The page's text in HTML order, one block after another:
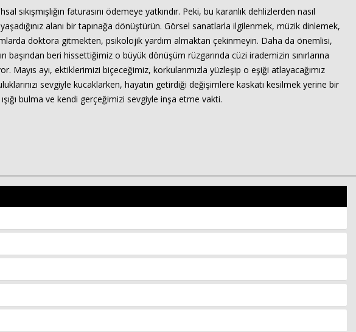
faturasını ödemeye yatkındır. Peki, bu karanlık dehlizlerden nasıl
alanı bir tapınağa dönüştürün. Görsel sanatlarla ilgilenmek, müzik dinlemek,
doktora gitmekten, psikolojik yardım almaktan çekinmeyin. Daha da önemlisi,
beri hissettiğimiz o büyük dönüşüm rüzgarında cüzi irademizin sınırlarına
ayı, ektiklerimizi biçeceğimiz, korkularımızla yüzleşip o eşiği atlayacağımız
sevgiyle kucaklarken, hayatın getirdiği değişimlere kaskatı kesilmek yerine bir
bulma ve kendi gerçeğimizi sevgiyle inşa etme vakti.